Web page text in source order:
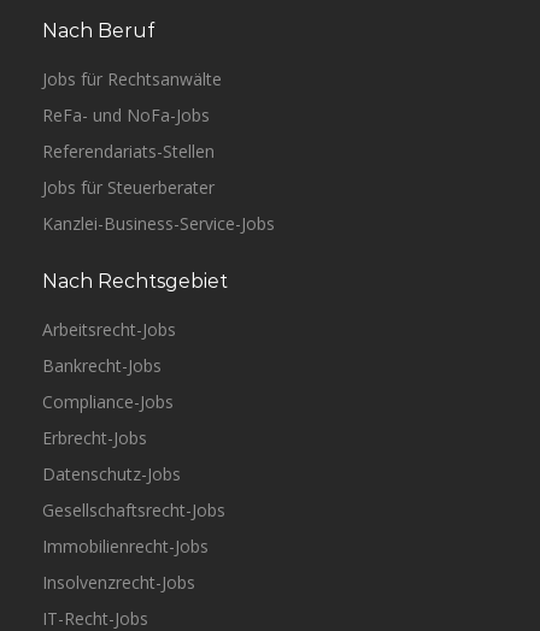
Nach Beruf
Jobs für Rechtsanwälte
ReFa- und NoFa-Jobs
Referendariats-Stellen
Jobs für Steuerberater
Kanzlei-Business-Service-Jobs
Nach Rechtsgebiet
Arbeitsrecht-Jobs
Bankrecht-Jobs
Compliance-Jobs
Erbrecht-Jobs
Datenschutz-Jobs
Gesellschaftsrecht-Jobs
Immobilienrecht-Jobs
Insolvenzrecht-Jobs
IT-Recht-Jobs